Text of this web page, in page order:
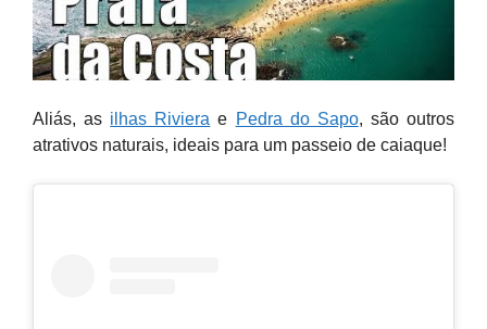
Aliás, as ilhas Riviera e Pedra do Sapo, são outros
atrativos naturais, ideais para um passeio de caiaque!